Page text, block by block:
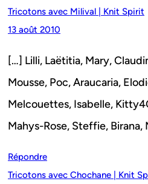
Tricotons avec Milival | Knit Spirit
13 août 2010
[…] Lilli, Laëtitia, Mary,
Mousse, Poc, Araucaria,
Melcouettes, Isabelle,
Mahys-Rose, Steffie, Birana,
Répondre
Tricotons avec Chochane | Knit